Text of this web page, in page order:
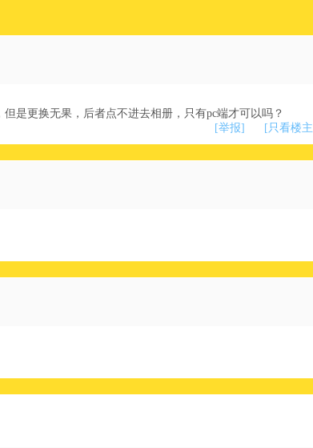
是更换无果，后者点不进去相册，只有pc端才可以吗？
[举报]
[只看楼